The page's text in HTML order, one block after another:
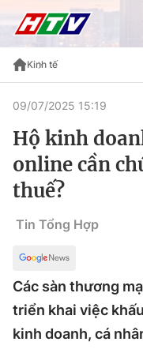
Kinh tế
09/07/2025 15:19
Hộ kinh
online cần
thuế?
Tin Tổng Hợp
Các sàn thương
triển khai việc
kinh doanh, cá